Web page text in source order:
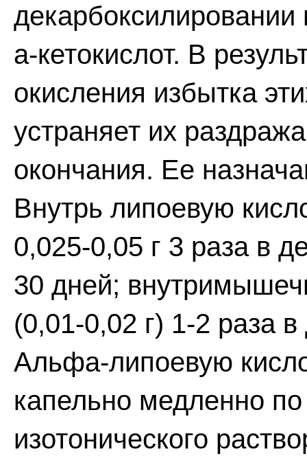
а-кетокислот. В
окисления избытка
устраняет их
окончания. Ее
Внутрь липоевую
0,025-0,05 г 3 раза в
30 дней;
(0,01-0,02 г) 1-2 раза
Альфа-липоевую
капельно медленно
изотонического